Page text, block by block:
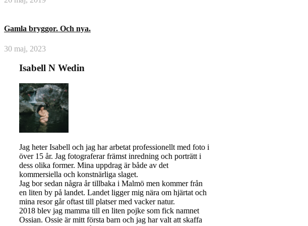
Gamla bryggor. Och nya.
30 maj, 2023
Isabell N Wedin
Jag heter Isabell och jag har arbetat professionellt med foto i
över 15 år. Jag fotograferar främst inredning och porträtt i
dess olika former. Mina uppdrag är både av det
kommersiella och konstnärliga slaget.
Jag bor sedan några år tillbaka i Malmö men kommer från
en liten by på landet. Landet ligger mig nära om hjärtat och
mina resor går oftast till platser med vacker natur.
2018 blev jag mamma till en liten pojke som fick namnet
Ossian. Ossie är mitt första barn och jag har valt att skaffa